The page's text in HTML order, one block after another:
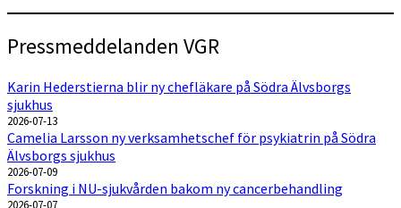
Pressmeddelanden VGR
Karin Hederstierna blir ny chefläkare på Södra Älvsborgs
sjukhus
2026-07-13
Camelia Larsson ny verksamhetschef för psykiatrin på Södra
Älvsborgs sjukhus
2026-07-09
Forskning i NU-sjukvården bakom ny cancerbehandling